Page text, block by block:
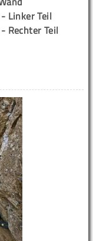
Linker Teil
Rechter Teil